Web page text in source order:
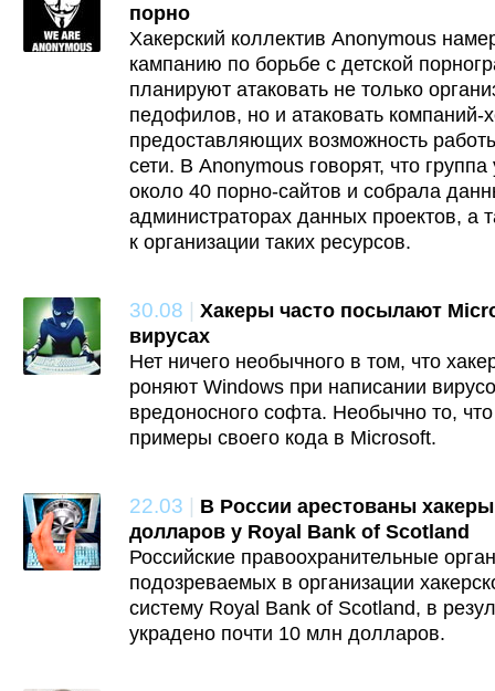
порно
Хакерский коллектив Anonymous
кампанию по борьбе с детской
планируют атаковать не только
педофилов, но и атаковать компаний-
предоставляющих возможность
сети. В Anonymous говорят, что
около 40 порно-сайтов и собрала
администраторах данных проектов, а
к организации таких ресурсов.
30.08 | Хакеры часто посылают
вирусах
Нет ничего необычного в том, что
роняют Windows при написании
вредоносного софта. Необычно то,
примеры своего кода в Microsoft.
22.03 | В России арестованы
долларов у Royal Bank of Scotland
Российские правоохранительные
подозреваемых в организации
систему Royal Bank of Scotland, в
украдено почти 10 млн долларов.